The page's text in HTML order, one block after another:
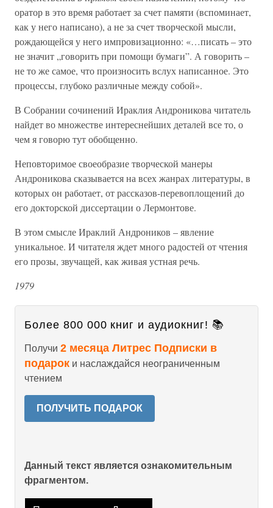
оратор в это время работает за счет памяти (вспоминает,
как у него написано), а не за счет творческой мысли,
рождающейся у него импровизационно: «…писать – это
не значит „говорить при помощи бумаги”. А говорить –
не то же самое, что произносить вслух написанное. Это
процессы, глубоко различные между собой».
В Собрании сочинений Ираклия Андроникова читатель
найдет во множестве интереснейших деталей все то, о
чем я говорю тут обобщенно.
Неповторимое своеобразие творческой манеры
Андроникова сказывается на всех жанрах литературы, в
которых он работает, от рассказов-перевоплощений до
его докторской диссертации о Лермонтове.
В этом смысле Ираклий Андроников – явление
уникальное. И читателя ждет много радостей от чтения
его прозы, звучащей, как живая устная речь.
1979
Более 800 000 книг и аудиокниг! 📚
Получи 2 месяца Литрес Подписки в
подарок и наслаждайся неограниченным
чтением
ПОЛУЧИТЬ ПОДАРОК
Данный текст является ознакомительным
фрагментом.